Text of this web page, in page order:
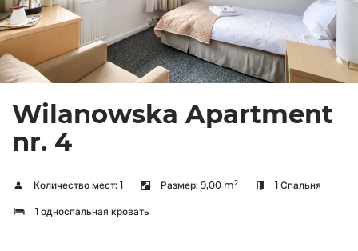
Wilanowska Apartment
nr. 4
Количество мест: 1 Размер: 9,00 m2 1 Спальня
1 односпальная кровать